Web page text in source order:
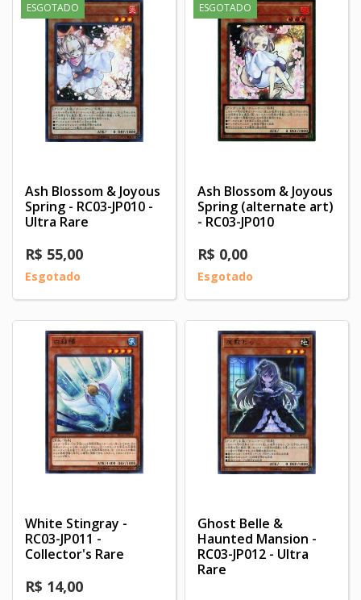
ESGOTADO
Ash Blossom & Joyous
Spring - RC03-JP010 -
Ultra Rare
R$ 55,00
Esgotado
ESGOTADO
Ash Blossom & Joyous
Spring (alternate art)
- RC03-JP010
R$ 0,00
Esgotado
White Stingray -
RC03-JP011 -
Collector's Rare
R$ 14,00
Ghost Belle &
Haunted Mansion -
RC03-JP012 - Ultra
Rare